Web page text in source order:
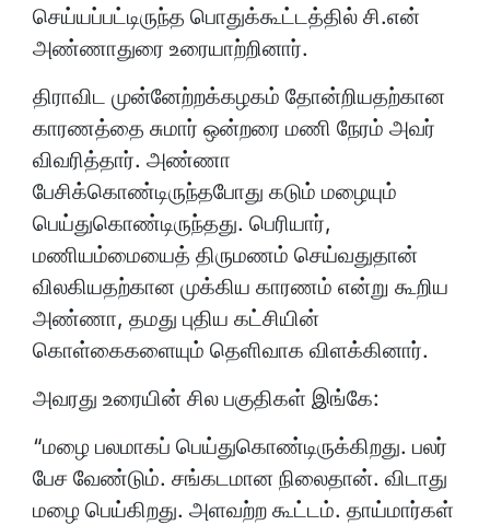
செய்யப்பட்டிருந்த பொதுக்கூட்டத்தில் சி.என்
அண்ணாதுரை உரையாற்றினார்.
திராவிட முன்னேற்றக்கழகம் தோன்றியதற்கான
காரணத்தை சுமார் ஒன்றரை மணி நேரம் அவர்
விவரித்தார். அண்ணா
பேசிக்கொண்டிருந்தபோது கடும் மழையும்
பெய்துகொண்டிருந்தது. பெரியார்,
மணியம்மையைத் திருமணம் செய்வதுதான்
விலகியதற்கான முக்கிய காரணம் என்று கூறிய
அண்ணா, தமது புதிய கட்சியின்
கொள்கைகளையும் தெளிவாக விளக்கினார்.
அவரது உரையின் சில பகுதிகள் இங்கே:
“மழை பலமாகப் பெய்துகொண்டிருக்கிறது. பலர்
பேச வேண்டும். சங்கடமான நிலைதான். விடாது
மழை பெய்கிறது. அளவற்ற கூட்டம். தாய்மார்கள்